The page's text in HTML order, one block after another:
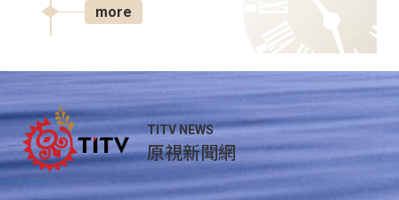
more
TITV NEWS
原視新聞網